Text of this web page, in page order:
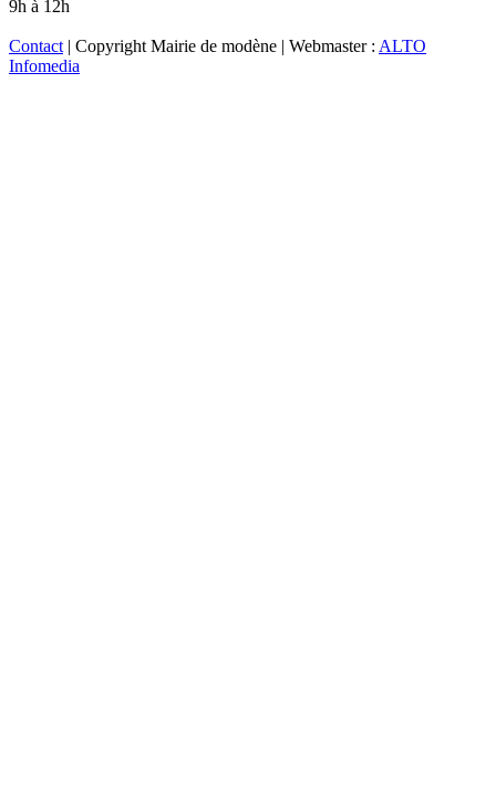
9h à 12h
Contact | Copyright Mairie de modène | Webmaster : ALTO
Infomedia